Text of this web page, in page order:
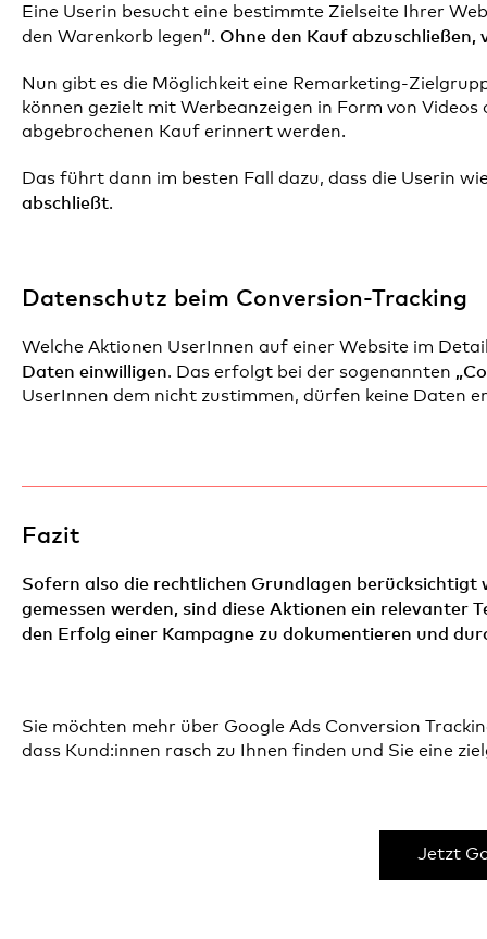
Eine Userin besucht eine bestimmte Zielseite Ihrer
den Warenkorb legen“. Ohne den Kauf
Nun gibt es die Möglichkeit eine Remarketing-
können gezielt mit Werbeanzeigen in Form von
abgebrochenen Kauf erinnert werden.
Das führt dann im besten Fall dazu, dass die Userin
abschließt.
Datenschutz beim Conversion-Tracking
Welche Aktionen UserInnen auf einer Website im
Daten einwilligen. Das erfolgt bei der sogenannten
UserInnen dem nicht zustimmen, dürfen keine Daten
Fazit
Sofern also die rechtlichen Grundlagen
gemessen werden, sind diese Aktionen ein relevanter
den Erfolg einer Kampagne zu dokumentieren und
Sie möchten mehr über Google Ads Conversion
dass Kund:innen rasch zu Ihnen finden und Sie eine
Jetzt